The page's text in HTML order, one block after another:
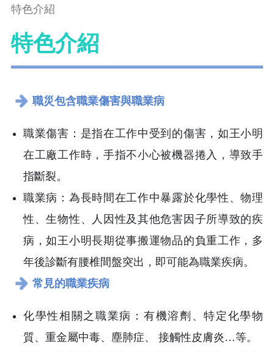
特色介紹
特色介紹
職災包含職業傷害與職業病
職業傷害：是指在工作中受到的傷害，如王小明
在工廠工作時，手指不小心被機器捲入，導致手
指斷裂。
職業病：為長時間在工作中暴露於化學性、物理
性、生物性、人因性及其他危害因子所導致的疾
病，如王小明長期從事搬運物品的負重工作，多
年後診斷有腰椎間盤突出，即可能為職業疾病。
常見的職業疾病
化學性相關之職業病：有機溶劑、特定化學物
質、重金屬中毒、塵肺症、 接觸性皮膚炎…等。